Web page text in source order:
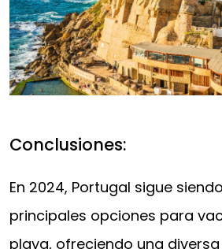
Conclusiones:
En 2024, Portugal sigue
principales opciones para
playa, ofreciendo una